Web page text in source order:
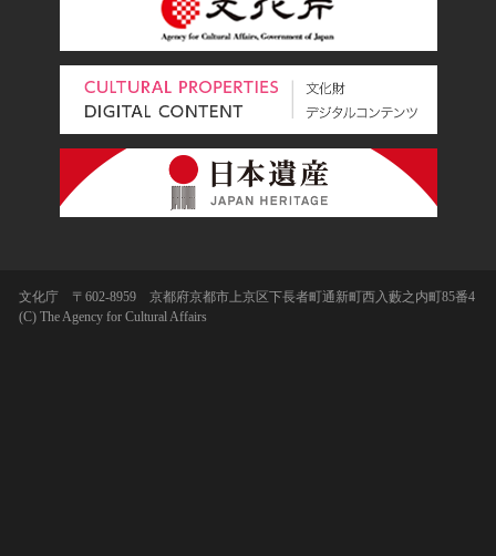
文化庁 〒602-8959 京都府京都市上京区下長者町通新町西入藪之内町85番4
(C) The Agency for Cultural Affairs